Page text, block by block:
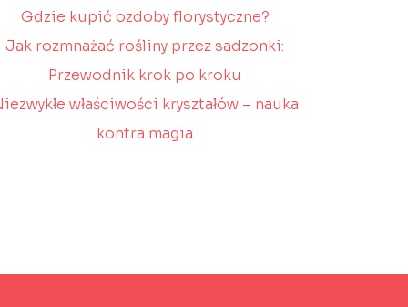
Gdzie kupić ozdoby florystyczne?
Jak rozmnażać rośliny przez sadzonki:
Przewodnik krok po kroku
właściwości kryształów – nauka
kontra magia